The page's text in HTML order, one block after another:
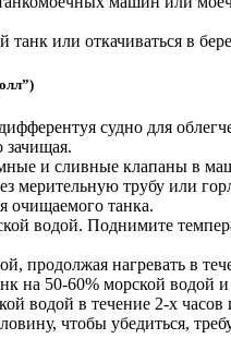
или откачиваться в
судно для
зачищая.
и сливные клапаны в
мерительную трубу или
очищаемого танка.
водой. Поднимите
продолжая нагревать в
на 50-60% морской водой
водой в течение 2-х часов
чтобы убедиться,